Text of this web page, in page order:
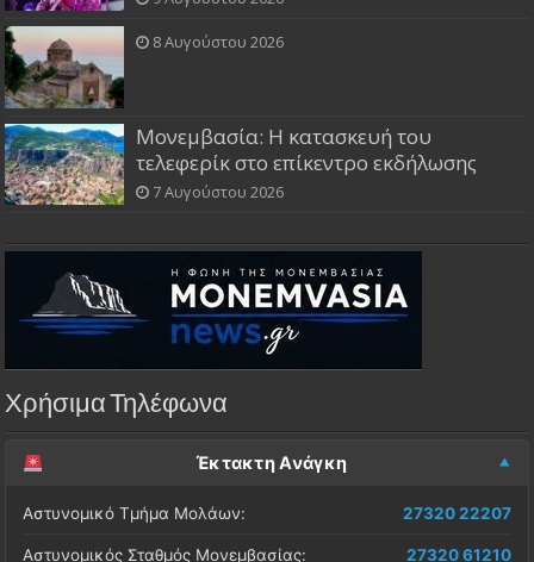
8 Αυγούστου 2026
Μονεμβασία: Η κατασκευή του
τελεφερίκ στο επίκεντρο εκδήλωσης
7 Αυγούστου 2026
Χρήσιμα Τηλέφωνα
Έκτακτη Ανάγκη
Αστυνομικό Τμήμα Μολάων: 27320 22207
Αστυνομικός Σταθμός Μονεμβασίας: 27320 61210